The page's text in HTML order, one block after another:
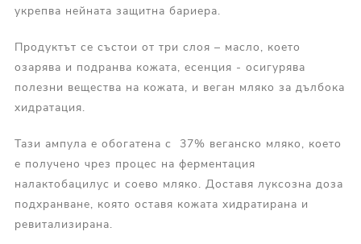
укрепва нейната защитна бариера.
Продуктът се състои от три слоя – масло, което
озарява и подранва кожата, есенция - осигурява
полезни вещества на кожата, и веган мляко за дълбока
хидратация.
Тази ампула е обогатена с 37% веганско мляко, което
е получено чрез процес на ферментация
налактобацилус и соево мляко. Доставя луксозна доза
подхранване, която оставя кожата хидратирана и
ревитализирана.